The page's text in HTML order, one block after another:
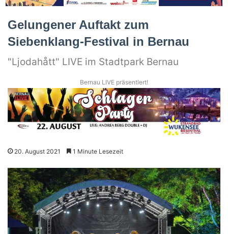
Gelungener Auftakt zum
Siebenklang-Festival in Bernau
"Ljodahått" LIVE im Stadtpark Bernau
Bernau LIVE präsentiert!
20. August 2021 1 Minute Lesezeit